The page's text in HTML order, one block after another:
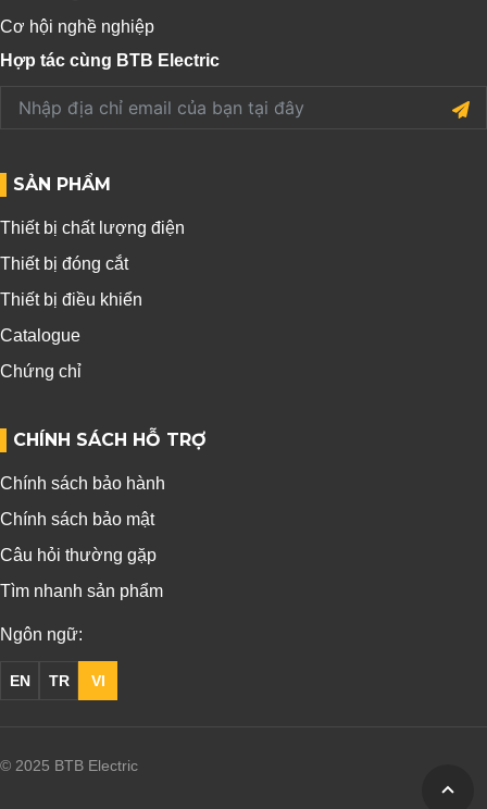
Cơ hội nghề nghiệp
Hợp tác cùng BTB Electric
SẢN PHẨM
Thiết bị chất lượng điện
Thiết bị đóng cắt
Thiết bị điều khiển
Catalogue
Chứng chỉ
CHÍNH SÁCH HỖ TRỢ
Chính sách bảo hành
Chính sách bảo mật
Câu hỏi thường gặp
Tìm nhanh sản phẩm
Ngôn ngữ:
VI
EN TR
© 2025 BTB Electric